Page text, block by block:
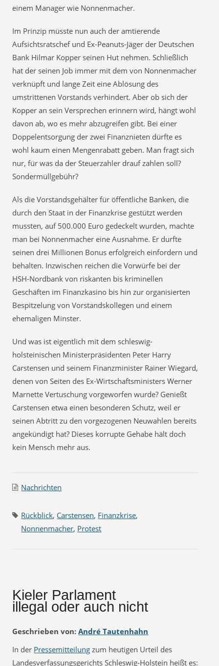
einem Manager wie Nonnenmacher.
Im Prinzip müsste nun auch der amtierende
Aufsichtsratschef und Ex-Peanuts-Jäger der Deutschen
Bank Hilmar Kopper seinen Hut nehmen. Schließlich
hat der seinen Job immer mit dem von Nonnenmacher
verknüpft und lange Zeit eine Ablösung des
umstrittenen Vorstands verhindert. Aber ob sich der
Kopper an sein Versprechen erinnern wird, hängt wohl
davon ab, wo es mehr abzugreifen gibt. Bei einer
Doppelentsorgung der zwei Finanznieten dürfte es
wohl kaum einen Mengenrabatt geben. Man fragt sich
nur, für was da der Steuerzahler drauf zahlen soll?
Sondermüllgebühr?
Als die Vorstandsgehälter für öffentliche Banken, die
durch den Staat in der Finanzkrise gestützt werden
mussten, auf 500.000 Euro gedeckelt wurden, machte
man bei Nonnenmacher eine Ausnahme. Er durfte
seinen drei Millionen Bonus erfolgreich einfordern und
behalten. Inzwischen reichen die Vorwürfe bei der
HSH-Nordbank von riskanten bis kriminellen
Geschäften im Finanzkasino bis hin zur organisierten
Bespitzelung von Vorstandskollegen und einem
ehemaligen Minster.
Und was ist eigentlich mit dem schleswig-
holsteinischen Ministerpräsidenten Peter Harry
Carstensen und seinem Finanzminister Rainer Wiegard,
denen von Seiten des Ex-Wirtschaftsministers Werner
Marnette Vertuschung vorgeworfen wurde? Genießt
Carstensen etwa einen besonderen Schutz, weil er
seinen Abtritt zu den vorgezogenen Neuwahlen bereits
angekündigt hat? Dieses korrupte Gehabe hält doch
kein Mensch mehr aus.
Nachrichten
Rückblick, Carstensen, Finanzkrise,
Nonnenmacher, Protest
Kieler Parlament
illegal oder auch nicht
Geschrieben von: André Tautenhahn
In der Pressemitteilung zum heutigen Urteil des
Landesverfassungsgerichts Schleswig-Holstein heißt es: